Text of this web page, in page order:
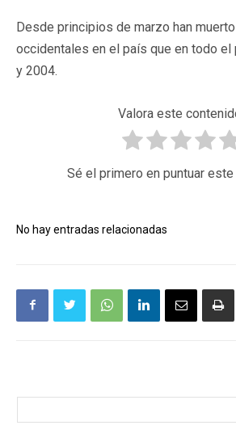
Desde principios de marzo han
occidentales en el país que en todo el
y 2004.
Valora este
Sé el primero en puntuar
No hay entradas relacionadas